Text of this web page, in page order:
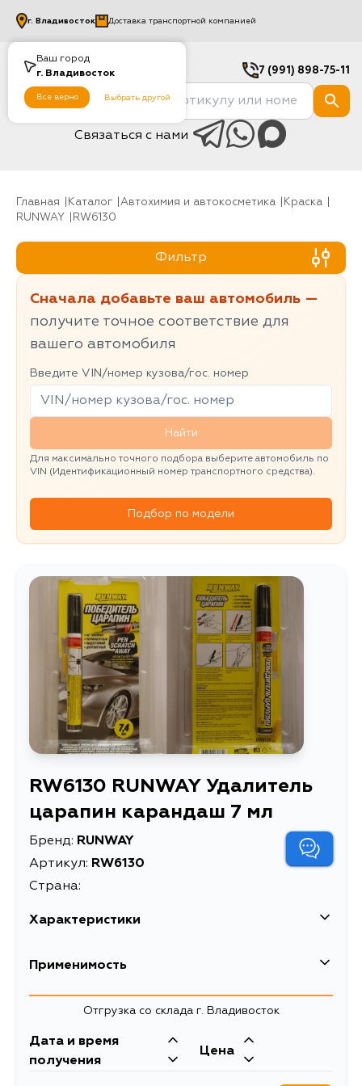
Ваш город
г. Владивосток
Все верно Выбрать другой
г. Владивосток Доставка транспортной компанией
7 (991) 898-75-11
Связаться с нами
Главная Каталог Автохимия и автокосметика
Краска
RUNWAY
RW6130
Фильтр
Сначала добавьте ваш автомобиль —
получите точное соответствие для
вашего автомобиля
Введите VIN/номер кузова/гос. номер
Найти
Для максимально точного подбора выберите автомобиль по
VIN (Идентификационный номер транспортного средства).
Подбор по модели
RW6130 RUNWAY Удалитель
царапин карандаш 7 мл
Бренд: RUNWAY
Артикул: RW6130
Страна:
Характеристики
EAN-13
Длина упаковки, мм
Масса, кг 0.04
Применимость
Отгрузка со склада г. Владивосток
Дата и время
получения
Цена